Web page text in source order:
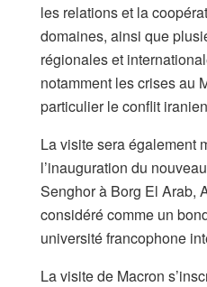
les relations et la
domaines, ainsi que
régionales et
notamment les crises au
particulier le conflit
La visite sera également
l’inauguration du
Senghor à Borg El Arab,
considéré comme un
université francophone
La visite de Macron